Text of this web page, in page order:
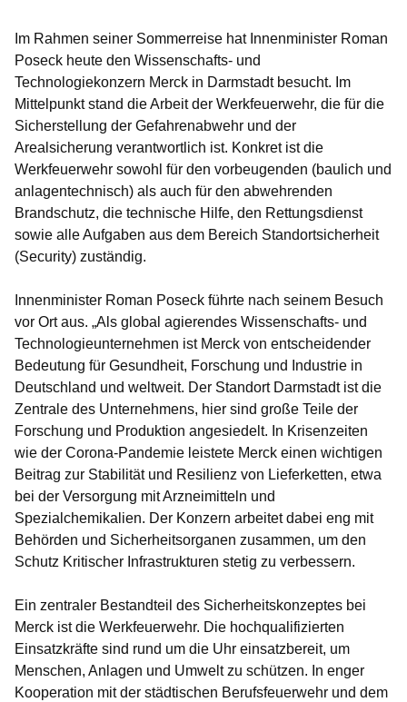
Im Rahmen seiner Sommerreise hat Innenminister Roman
Poseck heute den Wissenschafts- und
Technologiekonzern Merck in Darmstadt besucht. Im
Mittelpunkt stand die Arbeit der Werkfeuerwehr, die für die
Sicherstellung der Gefahrenabwehr und der
Arealsicherung verantwortlich ist. Konkret ist die
Werkfeuerwehr sowohl für den vorbeugenden (baulich und
anlagentechnisch) als auch für den abwehrenden
Brandschutz, die technische Hilfe, den Rettungsdienst
sowie alle Aufgaben aus dem Bereich Standort­sicherheit
(Security) zuständig.
Innenminister Roman Poseck führte nach seinem Besuch
vor Ort aus. „Als global agierendes Wissenschafts- und
Technologieunternehmen ist Merck von entscheidender
Bedeutung für Gesundheit, Forschung und Industrie in
Deutschland und weltweit. Der Standort Darmstadt ist die
Zentrale des Unternehmens, hier sind große Teile der
Forschung und Produktion angesiedelt. In Krisenzeiten
wie der Corona-Pandemie leistete Merck einen wichtigen
Beitrag zur Stabilität und Resilienz von Lieferketten, etwa
bei der Versorgung mit Arzneimitteln und
Spezialchemikalien. Der Konzern arbeitet dabei eng mit
Behörden und Sicherheitsorganen zusammen, um den
Schutz Kritischer Infrastrukturen stetig zu verbessern.
Ein zentraler Bestandteil des Sicherheitskonzeptes bei
Merck ist die Werkfeuerwehr. Die hochqualifizierten
Einsatzkräfte sind rund um die Uhr einsatzbereit, um
Menschen, Anlagen und Umwelt zu schützen. In enger
Kooperation mit der städtischen Berufsfeuerwehr und dem